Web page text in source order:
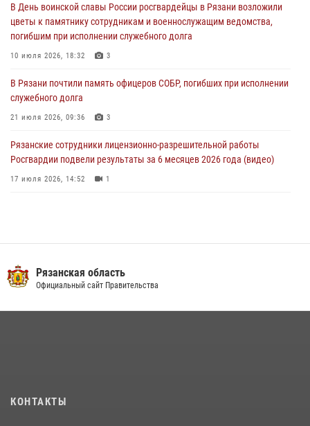
Росгвардии подвели результаты за 6 месяцев 2026 года (видео)
17 июля 2026, 14:52 1
Вневедомственная охрана подвела итоги деятельности
В День воинской славы России росгвардейцы в Рязани возложили
цветы к памятнику сотрудникам и военнослужащим ведомства,
погибшим при исполнении служебного долга
10 июля 2026, 18:32 3
В Рязани почтили память офицеров СОБР, погибших при исполнении
служебного долга
21 июля 2026, 09:36 3
Рязанские сотрудники лицензионно-разрешительной работы
Росгвардии подвели результаты за 6 месяцев 2026 года (видео)
17 июля 2026, 14:52 1
В рязанском Управлении Росгвардии прошел чемпионат по мини-
футболу
подразделений за первое полугодие 2026 года
Рязанская область
Официальный сайт Правительства
КОНТАКТЫ